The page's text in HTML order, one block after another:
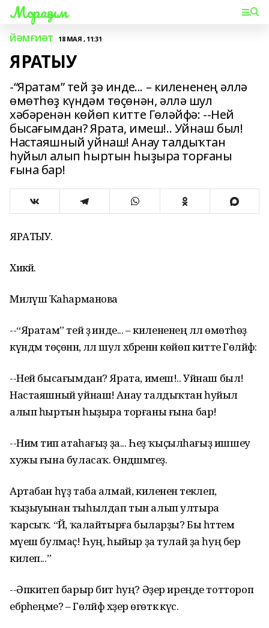
Мораҙым
ЙӘМҒИӘТ 18 МАЯ , 11:31
ЯРАТЫУ
-“Яратам” тей ҙә инде... – килененең әллә
өмөтһөҙ күндәм төҫөнән, әллә шул
хәбәренән көйөп китте Гөләйфә: --Ней
бысағымдан? Ярата, имеш!.. Уйнаш был!
Настаяшный уйнаш! Анау талдыҡтан
һуйыл алып һыртын һыҙыра торғаны
ғына бар!
ЯРАТЫУ.
Хикәйә.
Миләүшә Ҡаһарманова
--“Яратам” тей ҙә инде... – килененең әллә өмөтһөҙ
күндәм төҫөнән, әллә шул хәбәренән көйөп китте Гөләйфә:
--Ней бысағымдан? Ярата, имеш!.. Уйнаш был!
Настаяшный уйнаш! Анау талдыҡтан һуйыл
алып һыртын һыҙыра торғаны ғына бар!
--Нимә тип атаһағыҙ ҙа... Һеҙ ҡыҫылһағыҙ ишшеу
хужы ғына буласаҡ. Өндәшмәгеҙ.
Артабан һүҙ таба алмай, килененә текәлеп,
ҡыҙыуынан тыһылдап тын алып ултыра
ҡарсыҡ. “Йә, ҡалайтырға быларҙы? Бы һәттем
мәүеш булмаҫ! Һуң, һыйыр ҙа тулай ҙа һуң бер
килеп...”
--Әпкитеп барыр бит һуң? Әҙер иреңде тоттороп
ебәрәһеңме? – Гөләйфә хәҙер өгөткә күсә.